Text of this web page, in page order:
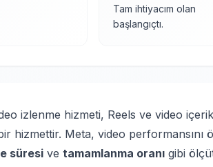
Tam ihtiyacım olan
başlangıçtı.
izlenme hizmeti, Reels ve video
hizmettir. Meta, video performansını
süresi ve tamamlanma oranı gibi